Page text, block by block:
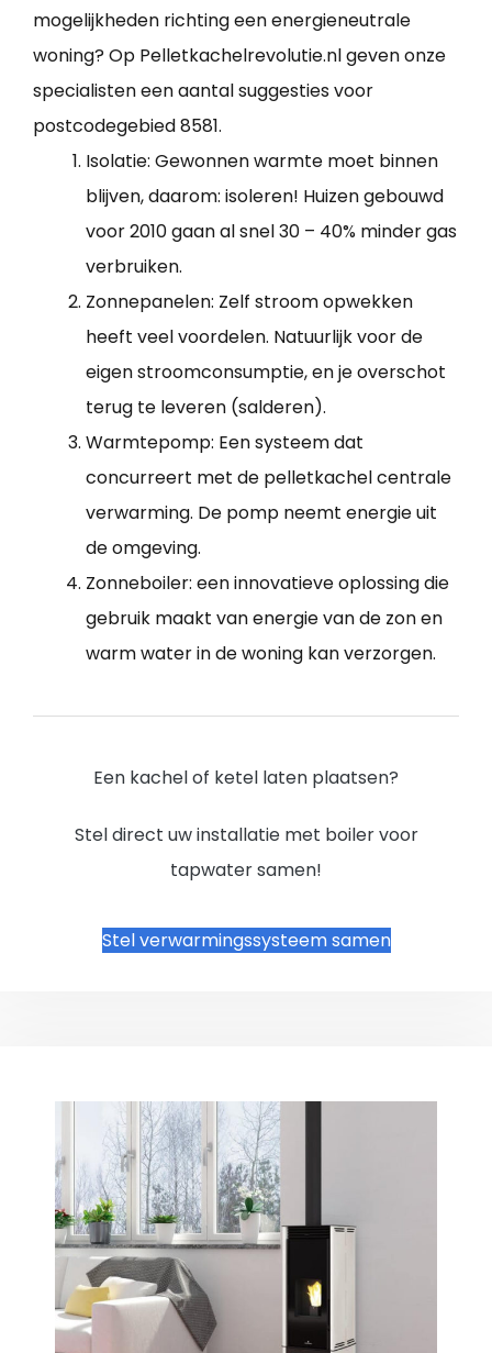
mogelijkheden richting een energieneutrale
woning? Op Pelletkachelrevolutie.nl geven onze
specialisten een aantal suggesties voor
postcodegebied 8581.
Isolatie: Gewonnen warmte moet binnen
blijven, daarom: isoleren! Huizen gebouwd
voor 2010 gaan al snel 30 – 40% minder gas
verbruiken.
Zonnepanelen: Zelf stroom opwekken
heeft veel voordelen. Natuurlijk voor de
eigen stroomconsumptie, en je overschot
terug te leveren (salderen).
Warmtepomp: Een systeem dat
concurreert met de pelletkachel centrale
verwarming. De pomp neemt energie uit
de omgeving.
Zonneboiler: een innovatieve oplossing die
gebruik maakt van energie van de zon en
warm water in de woning kan verzorgen.
Een kachel of ketel laten plaatsen?
Stel direct uw installatie met boiler voor
tapwater samen!
Stel verwarmingssysteem samen